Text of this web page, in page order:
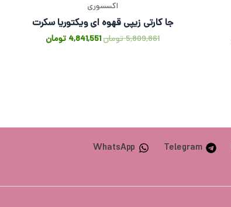
اکسسوری
جا کارتی زیپی قهوه ای ویکتوریا سکرت
5,809,861تومان4,841,551 تومان
Telegram
WhatsApp